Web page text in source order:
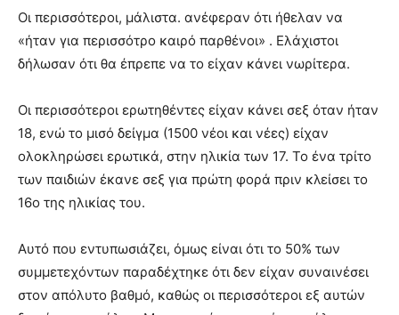
Οι περισσότεροι, μάλιστα. ανέφεραν ότι ήθελαν να
«ήταν για περισσότρο καιρό παρθένοι» . Ελάχιστοι
δήλωσαν ότι θα έπρεπε να το είχαν κάνει νωρίτερα.
Οι περισσότεροι ερωτηθέντες είχαν κάνει σεξ όταν ήταν
18, ενώ το μισό δείγμα (1500 νέοι και νέες) είχαν
ολοκληρώσει ερωτικά, στην ηλικία των 17. Το ένα τρίτο
των παιδιών έκανε σεξ για πρώτη φορά πριν κλείσει το
16ο της ηλικίας του.
Αυτό που εντυπωσιάζει, όμως είναι ότι το 50% των
συμμετεχόντων παραδέχτηκε ότι δεν είχαν συναινέσει
στον απόλυτο βαθμό, καθώς οι περισσότεροι εξ αυτών